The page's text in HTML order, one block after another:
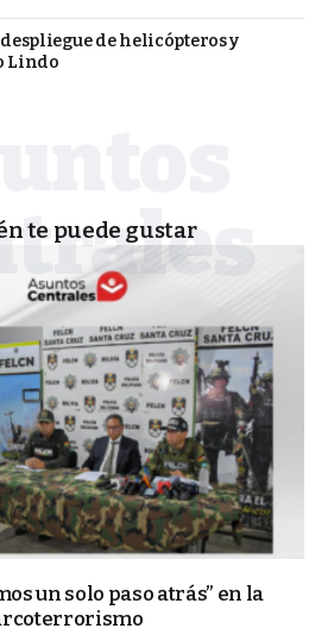
de helicópteros y
Lindo
te puede gustar
un solo paso atrás” en la